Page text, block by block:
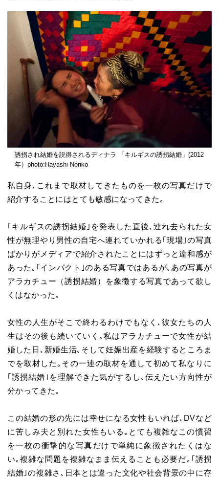
誘拐され結婚を説得されるディナラ 「キルギスの誘拐結婚」(2012
年）photo:Hayashi Noriko
私自身､これまで取材してきたものを一枚の写真だけで
紹介することにはとても敏感になってきた｡
｢キルギスの誘拐結婚｣を発表した直後､連れ去られた女
性が無理やり男性の自宅へ連れていかれる｢現場｣の写真
ばかりがメディアで紹介されたことにはずっと違和感が
あった｡｢インパクト｣のある写真ではあるが､あの写真が
アラカチュー（誘拐結婚）を象徴する写真であって欲し
くはなかった｡
女性の人生がそこで終わるわけでもなく､彼女たちの人
生はその後も続いていく｡私はアラカチューで女性が結
婚した日､新婚生活､そして妊娠出産を経験するところま
でを取材した｡その一連の取材を通して初めて私なりに
｢誘拐結婚｣を理解できた気がするし､伝えたい方向性が
分かってきた｡
この結婚の形の先には幸せになる女性もいれば､DVなど
に苦しみ夫と別れた女性もいる｡とても複雑なこの慣習
を一枚の衝撃的な写真だけで単純に象徴されたくはな
い｡複雑な問題を複雑なまま伝えることも必要だ｡｢誘拐
結婚｣の複雑さ､日本とは違った文化や社会背景の中に存